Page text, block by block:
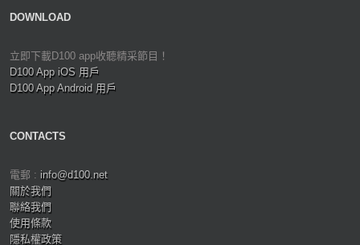
DOWNLOAD
立即下載D100 app收聽精采節目！
D100 App iOS 用戶
D100 App Android 用戶
CONTACTS
電郵 : info@d100.net
關於我們
聯絡我們
使用條款
隱私權政策